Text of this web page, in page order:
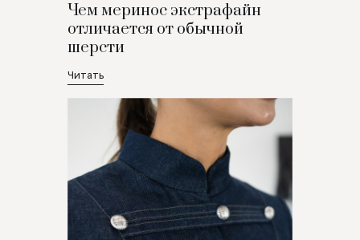
Чем меринос экстрафайн
отличается от обычной
шерсти
Читать